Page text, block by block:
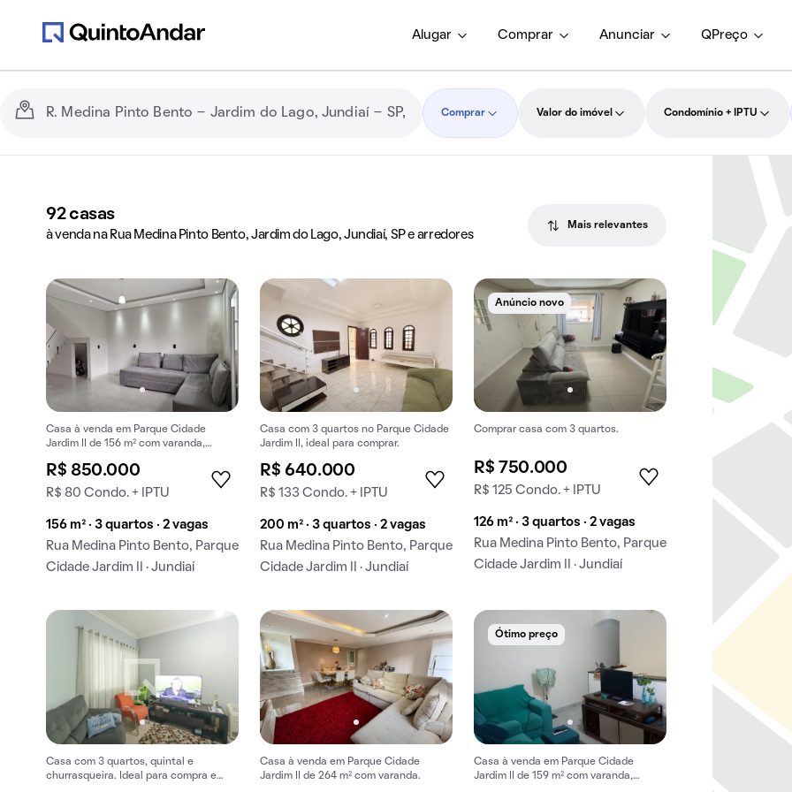
Alugar Comprar Anunciar QPreço
Comprar Valor do imóvel Condomínio + IPTU
92casas
à venda na Rua Medina Pinto Bento, Jardim do Lago, Jundiaí, SP e arredores
Mais relevantes
Casa à venda em Parque Cidade
Jardim II de 156 m² com varanda,
R$ 850.000
R$ 80 Condo. + IPTU
156 m² · 3 quartos · 2 vagas
Rua Medina Pinto Bento, Parque
Cidade Jardim II · Jundiaí
Casa com 3 quartos no Parque Cidade
Jardim II, ideal para comprar.
R$ 640.000
R$ 133 Condo. + IPTU
200 m² · 3 quartos · 2 vagas
Rua Medina Pinto Bento, Parque
Cidade Jardim II · Jundiaí
Anúncio novo
Comprar casa com 3 quartos.
R$ 750.000
R$ 125 Condo. + IPTU
126 m² · 3 quartos · 2 vagas
Rua Medina Pinto Bento, Parque
Cidade Jardim II · Jundiaí
Casa com 3 quartos, quintal e
churrasqueira. Ideal para compra e
Casa à venda em Parque Cidade
Jardim II de 264 m² com varanda.
Ótimo preço
Casa à venda em Parque Cidade
Jardim II de 159 m² com varanda,